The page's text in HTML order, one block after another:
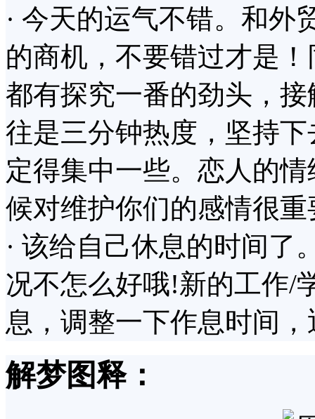
· 今天的运气不错。和外
的商机，不要错过才是
都有探究一番的劲头，
往是三分钟热度，坚持
定得集中一些。恋人的
候对维护你们的感情很重
· 该给自己休息的时间了
况不怎么好哦!新的工作/
息，调整一下作息时间
解梦图释：